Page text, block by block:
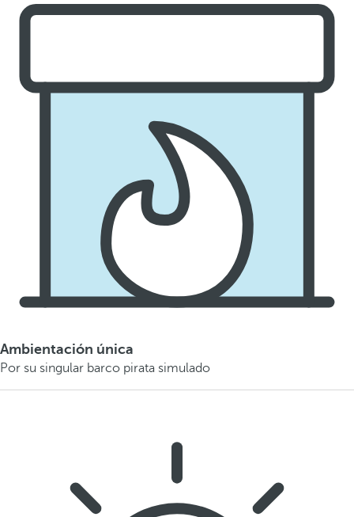
Ambientación única
Por su singular barco pirata simulado